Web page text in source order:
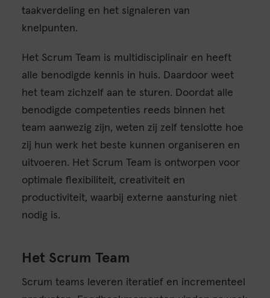
taakverdeling en het signaleren van
knelpunten.
Het Scrum Team is multidisciplinair en heeft
alle benodigde kennis in huis. Daardoor weet
het team zichzelf aan te sturen. Doordat alle
benodigde competenties reeds binnen het
team aanwezig zijn, weten zij zelf tenslotte hoe
zij hun werk het beste kunnen organiseren en
uitvoeren. Het Scrum Team is ontworpen voor
optimale flexibiliteit, creativiteit en
productiviteit, waarbij externe aansturing niet
nodig is.
Het Scrum Team
Scrum teams leveren iteratief en incrementeel